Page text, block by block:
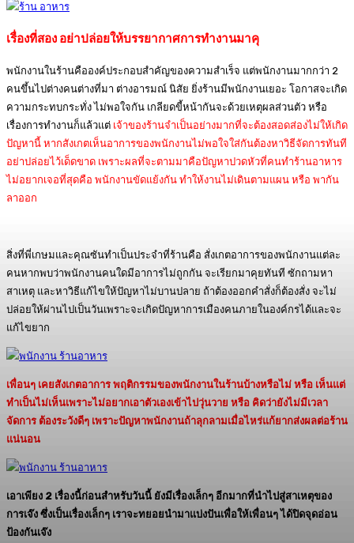
เรื่องที่สอง อย่าปล่อยให้บรรยากาศการทำงานมาคุ
พนักงานในร้านคือองค์ประกอบสำคัญของความสำเร็จ แต่พนักงานมากกว่า 2
คนขึ้นไปต่างคนต่างที่มา ต่างอารมณ์ นิสัย ยิ่งร้านมีพนักงานเยอะ โอกาสจะเกิด
ความกระทบกระทั่ง ไม่พอใจกัน เกลียดขี้หน้ากันจะด้วยเหตุผลส่วนตัว หรือ
เรื่องการทำงานก็แล้วแต่ เจ้าของร้านจำเป็นอย่างมากที่จะต้องสอดส่องไม่ให้เกิด
ปัญหานี้ หากสังเกตเห็นอาการของพนักงานไม่พอใจใส่กันต้องหาวิธีจัดการทันที
อย่าปล่อยไว้เด็ดขาด เพราะผลที่จะตามมาคือปัญหาปวดหัวที่คนทำร้านอาหาร
ไม่อยากเจอที่สุดคือ พนักงานขัดแย้งกัน ทำให้งานไม่เดินตามแผน หรือ พากัน
ลาออก
สิ่งที่พี่เกษมและคุณซันทำเป็นประจำที่ร้านคือ สั่งเกตอาการของพนักงานแต่ละ
คนหากพบว่าพนักงานคนใดมีอาการไม่ถูกกัน จะเรียกมาคุยทันที ซักถามหา
สาเหตุ และหาวิธีแก้ไขให้ปัญหาไม่บานปลาย ถ้าต้องออกคำสั่งก็ต้องสั่ง จะไม่
ปล่อยให้ผ่านไปเป็นวันเพราะจะเกิดปัญหาการเมืองคนภายในองค์กรได้และจะ
แก้ไขยาก
เพื่อนๆ เคยสังเกตอาการ พฤติกรรมของพนักงานในร้านบ้างหรือไม่ หรือ เห็นแต่
ทำเป็นไม่เห็นเพราะไม่อยากเอาตัวเองเข้าไปวุ่นวาย หรือ คิดว่ายังไม่มีเวลา
จัดการ ต้องระวังดีๆ เพราะปัญหาพนักงานถ้าลุกลามเมื่อไหร่แก้ยากส่งผลต่อร้าน
แน่นอน
เอาเพียง 2 เรื่องนี้ก่อนสำหรับวันนี้ ยังมีเรื่องเล็กๆ อีกมากที่นำไปสู่สาเหตุของ
การเจ๊ง ซึ่งเป็นเรื่องเล็กๆ เราจะทยอยนำมาแบ่งปันเพื่อให้เพื่อนๆ ได้ปิดจุดอ่อน
ป้องกันเจ๊ง